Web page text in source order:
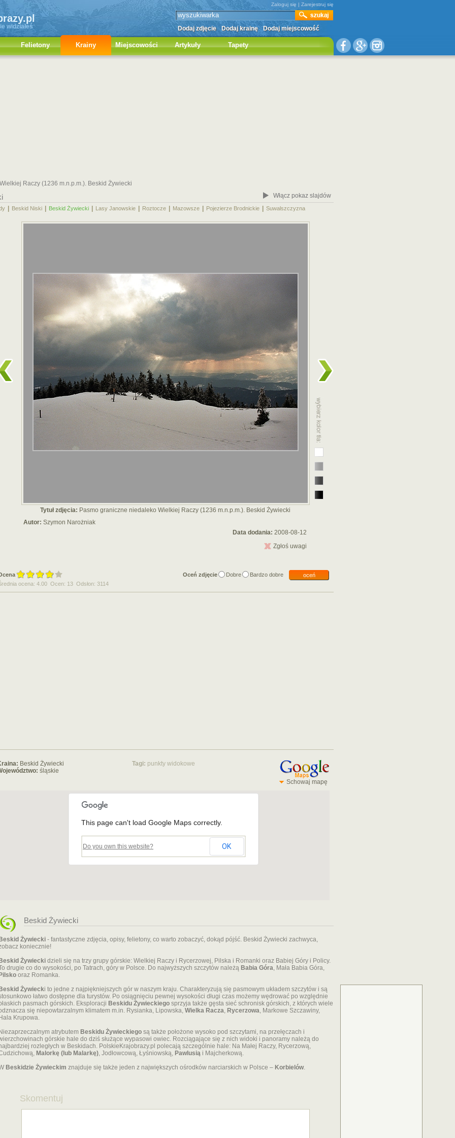
widziałeś
Zaloguj się | Zarejestruj się
Dodaj zdjęcie Dodaj krainę Dodaj miejscowość
Felietony Krainy Miejscowości Artykuły Tapety
Raczy (1236 m.n.p.m.). Beskid Żywiecki
Włącz pokaz slajdów
Beskid Niski Beskid Żywiecki Lasy Janowskie Roztocze Mazowsze Pojezierze Brodnickie Suwalszczyzna
Tytuł zdjęcia: Pasmo graniczne niedaleko Wielkiej Raczy (1236 m.n.p.m.). Beskid Żywiecki
Autor: Szymon Narożniak
Data dodania: 2008-08-12
Zgłoś uwagi
Oceń zdjęcie Dobre Bardzo dobre
oceń
ocena: 4.00 Ocen: 13 Odsłon: 3114
Beskid Żywiecki
śląskie
Tagi: punkty widokowe
Schowaj mapę
This page can't load Google Maps correctly.
Do you own this website? OK
Beskid Żywiecki
Żywiecki - fantastyczne zdjęcia, opisy, felietony, co warto zobaczyć, dokąd pójść. Beskid Żywiecki zachwyca,
koniecznie!
Żywiecki dzieli się na trzy grupy górskie: Wielkiej Raczy i Rycerzowej, Pilska i Romanki oraz Babiej Góry i Policy.
drugie co do wysokości, po Tatrach, góry w Polsce. Do najwyższych szczytów należą Babia Góra, Mała Babia Góra,
oraz Romanka.
Żywiecki to jedne z najpiękniejszych gór w naszym kraju. Charakteryzują się pasmowym układem szczytów i są
łatwo dostępne dla turystów. Po osiągnięciu pewnej wysokości długi czas możemy wędrować po względnie
pasmach górskich. Eksploracji Beskidu Żywieckiego sprzyja także gęsta sieć schronisk górskich, z których wiele
się niepowtarzalnym klimatem m.in. Rysianka, Lipowska, Wielka Racza, Rycerzowa, Markowe Szczawiny,
Krupowa.
atrybutem Beskidu Żywieckiego są także położone wysoko pod szczytami, na przełęczach i
górskie hale do dziś służące wypasowi owiec. Rozciągające się z nich widoki i panoramy należą do
rozległych w Beskidach. PolskieKrajobrazy.pl polecają szczególnie hale: Na Małej Raczy, Rycerzową,
Malorkę (lub Malarkę), Jodłowcową, Łyśniowską, Pawlusią i Majcherkową.
Beskidzie Żywieckim znajduje się także jeden z największych ośrodków narciarskich w Polsce – Korbielów.
Skomentuj